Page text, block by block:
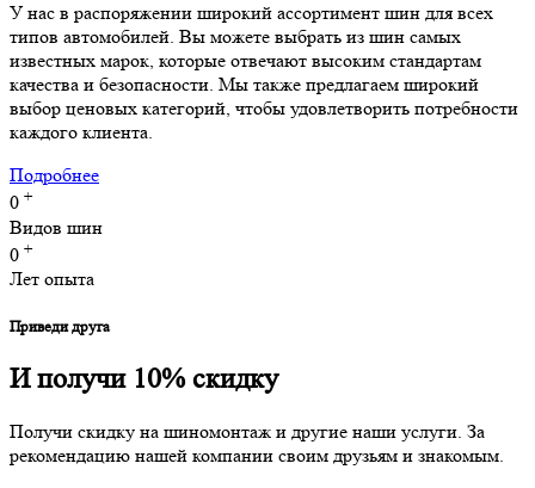
У нас в распоряжении широкий ассортимент шин для всех
типов автомобилей. Вы можете выбрать из шин самых
известных марок, которые отвечают высоким стандартам
качества и безопасности. Мы также предлагаем широкий
выбор ценовых категорий, чтобы удовлетворить потребности
каждого клиента.
Подробнее
0 +
Видов шин
0 +
Лет опыта
Приведи друга
И получи 10% скидку
Получи скидку на шиномонтаж и другие наши услуги. За
рекомендацию нашей компании своим друзьям и знакомым.